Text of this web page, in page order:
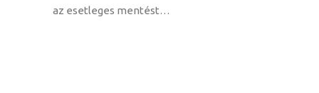
az esetleges mentést…